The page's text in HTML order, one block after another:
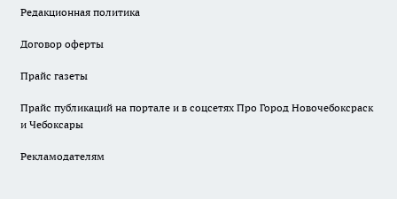
Редакционная политика
Договор оферты
Прайс газеты
Прайс публикаций на портале и в соцсетях Про Город Новочебоксраск
и Чебоксары
Рекламодателям